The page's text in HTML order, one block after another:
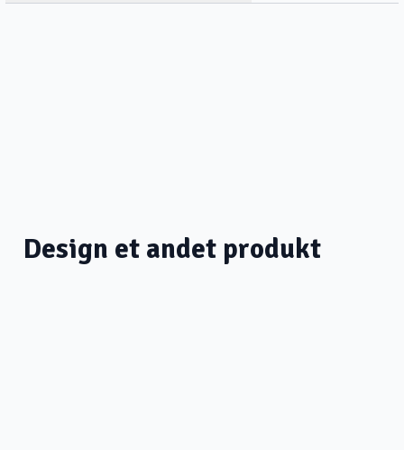
Design et andet produkt